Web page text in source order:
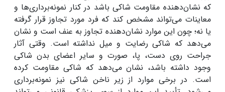
که نشان‌دهنده مقاومت شاکی باشد در کنار نمونه‌برداری‌ها و
معاینات می‌تواند مشخص کند که فرد مورد تجاوز قرار گرفته
یا نه؛ چون این موارد نشان‌دهنده تجاوز به عنف است و نشان
می‌دهد که شاکی رضایت و میل نداشته است. وقتی آثار
جراحت روی دست، پا، صورت و سایر اعضای بدن شاکی
وجود داشته باشد، نشان می‌دهد که شاکی مقاومت کرده
است. در برخی موارد از زیر ناخن شاکی نیز نمونه‌برداری